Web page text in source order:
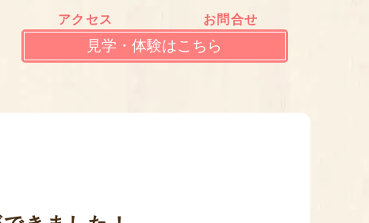
アクセス お問合せ
見学・体験はこちら